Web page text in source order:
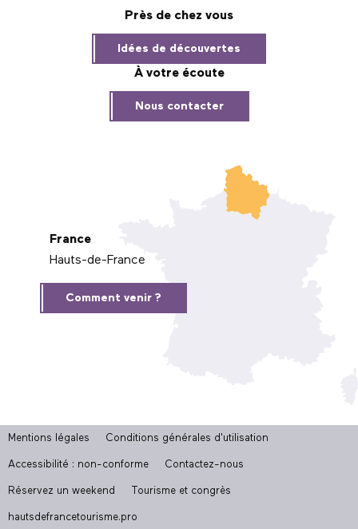
Près de chez vous
Idées de découvertes
À votre écoute
Nous contacter
France
Hauts-de-France
Comment venir ?
Mentions légales Conditions générales d'utilisation
Accessibilité : non-conforme Contactez-nous
Réservez un weekend Tourisme et congrès
hautsdefrancetourisme.pro